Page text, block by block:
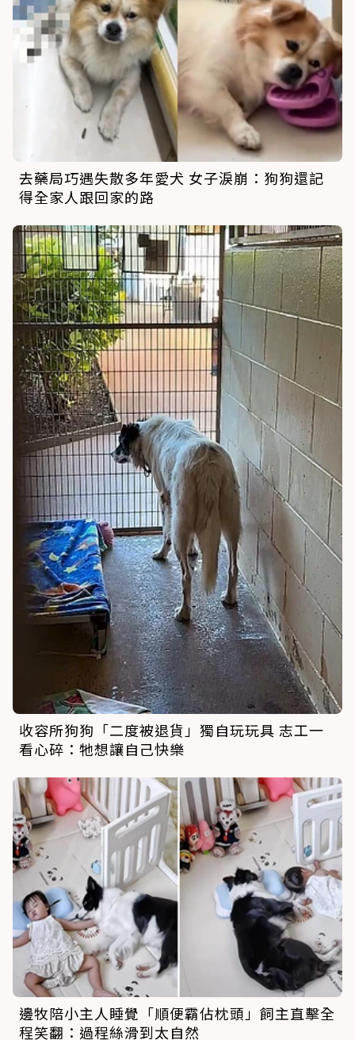
去藥局巧遇失散多年愛犬 女子淚崩：狗狗還記
得全家人跟回家的路
收容所狗狗「二度被退貨」獨自玩玩具 志工一
看心碎：牠想讓自己快樂
邊牧陪小主人睡覺「順便霸佔枕頭」飼主直擊全
程笑翻：過程絲滑到太自然